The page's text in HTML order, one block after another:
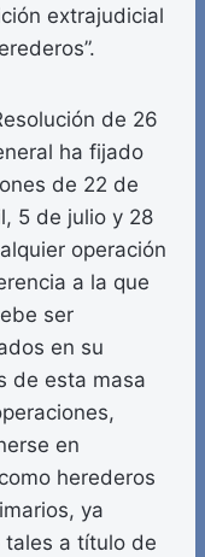
extrajudicial
de 26
ha fijado
de 22 de
5 de julio y 28
operación
a la que
ser
en su
de esta masa
en
herederos
ya
a título de